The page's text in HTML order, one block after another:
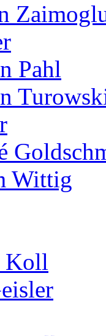
Pahl
Wittig
Koll